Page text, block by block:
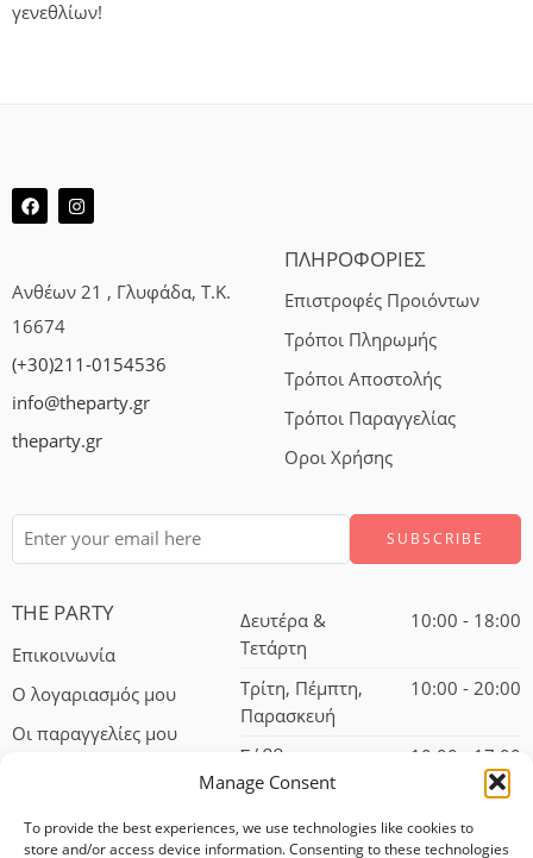
Manage Consent
To provide the best experiences, we use technologies like cookies to
store and/or access device information. Consenting to these technologies
γενεθλίων!
Ανθέων 21 , Γλυφάδα, Τ.Κ.
16674
(+30)211-0154536
info@theparty.gr
theparty.gr
ΠΛΗΡΟΦΟΡΙΕΣ
Επιστροφές Προιόντων
Τρόποι Πληρωμής
Τρόποι Αποστολής
Τρόποι Παραγγελίας
Οροι Χρήσης
THE PARTY
Επικοινωνία
Ο λογαριασμός μου
Οι παραγγελίες μου
Δευτέρα &
Τετάρτη
10:00 - 18:00
Τρίτη, Πέμπτη,
Παρασκευή
10:00 - 20:00
Σάββατο 10:00 - 17:00